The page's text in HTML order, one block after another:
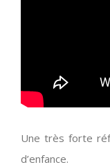
Une très forte
d’enfance.